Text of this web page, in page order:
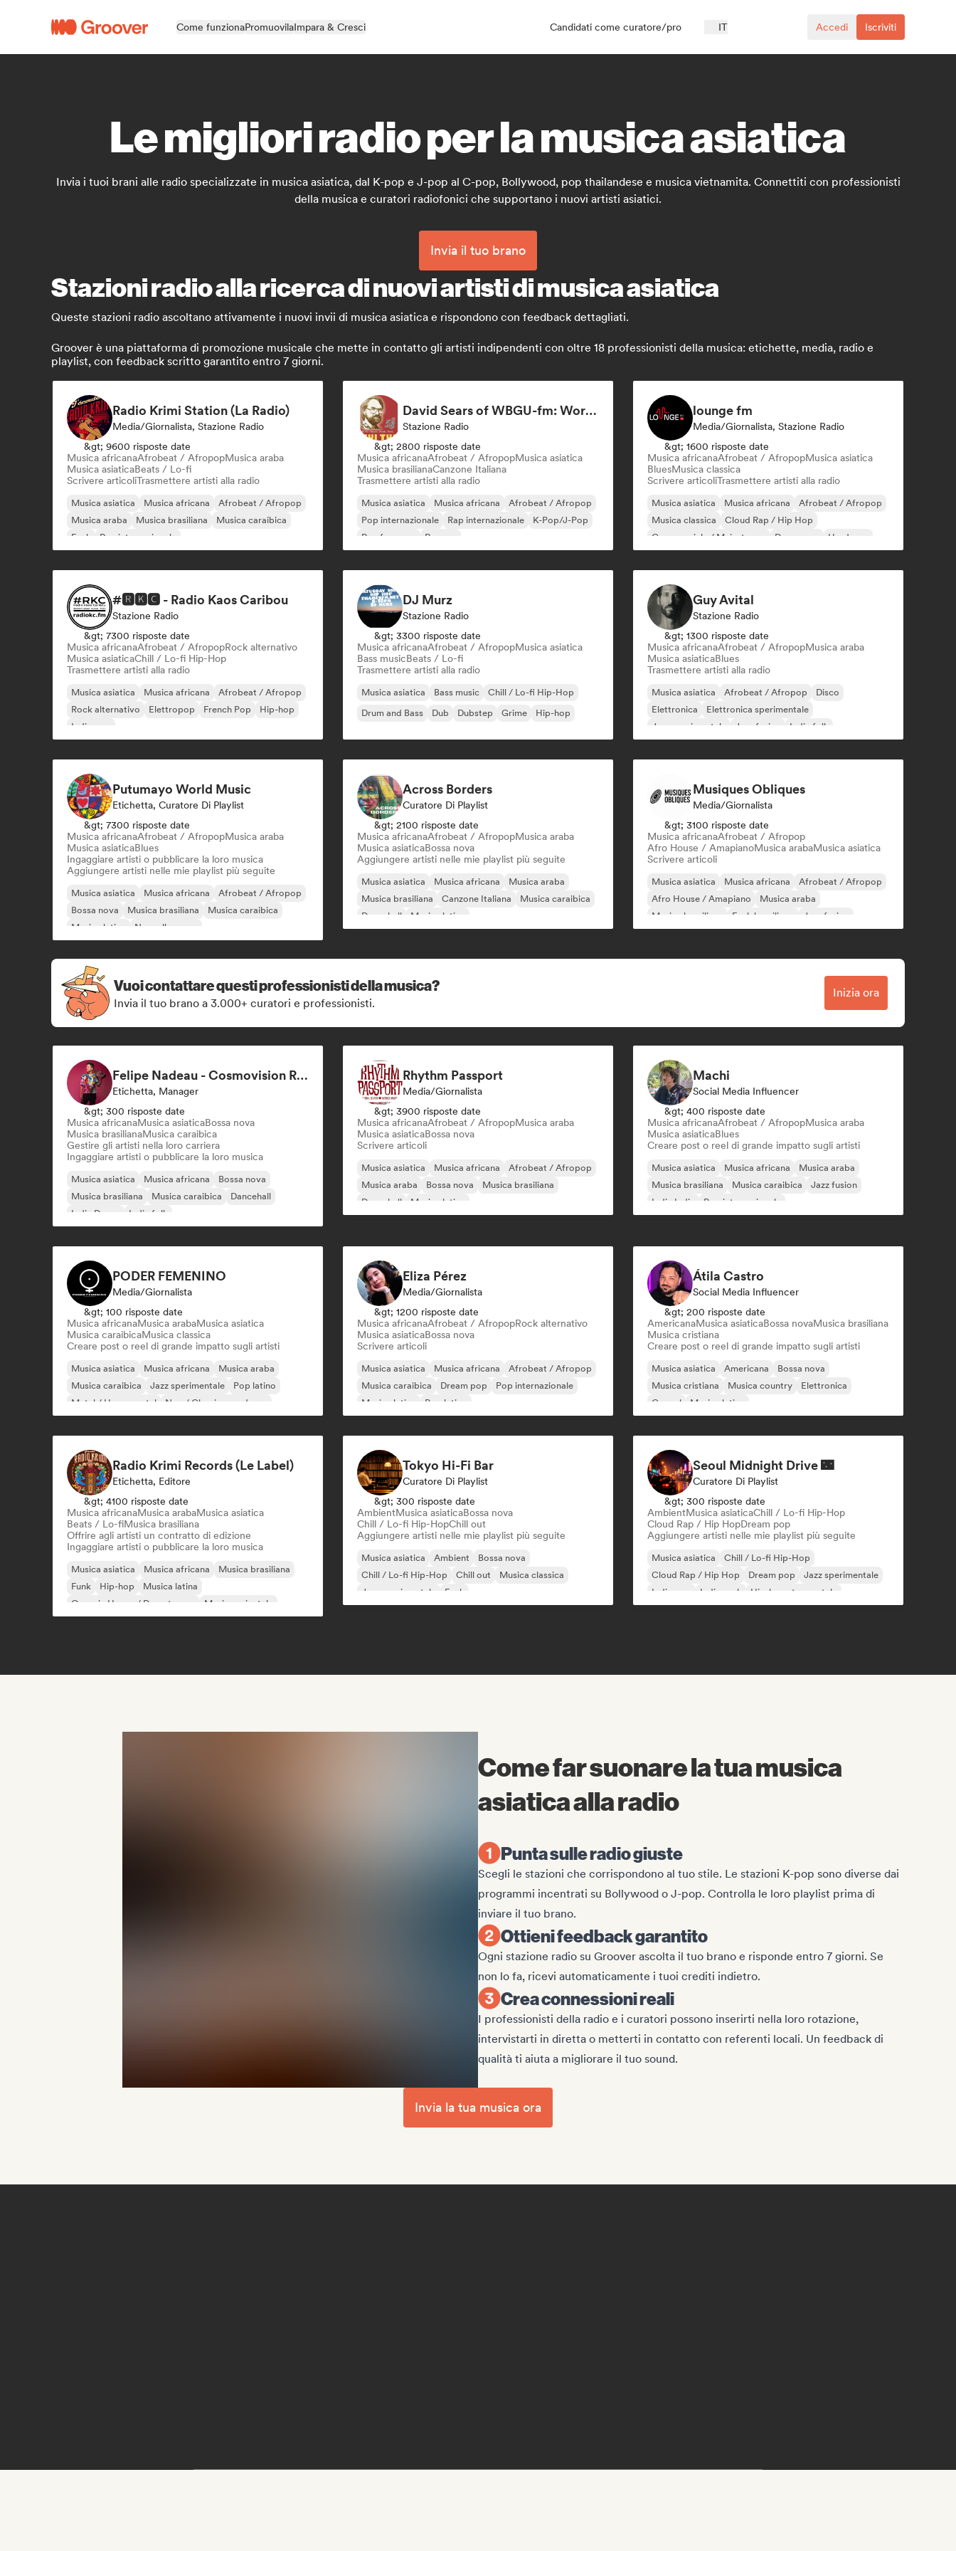
Come funzionaPromuovilaImpara & Cresci Candidati come curatore/pro IT Accedi Iscriviti
Le migliori radio per la musica asiatica
Invia i tuoi brani alle radio specializzate in musica asiatica, dal K-pop e J-pop al C-pop, Bollywood, pop thailandese e musica vietnamita. Connettiti con professionisti
della musica e curatori radiofonici che supportano i nuovi artisti asiatici.
Invia il tuo brano
Stazioni radio alla ricerca di nuovi artisti di musica asiatica
Queste stazioni radio ascoltano attivamente i nuovi invii di musica asiatica e rispondono con feedback dettagliati.
Groover è una piattaforma di promozione musicale che mette in contatto gli artisti indipendenti con oltre 18 professionisti della musica: etichette, media, radio e
playlist, con feedback scritto garantito entro 7 giorni.
Radio Krimi Station (La Radio)
Media/Giornalista, Stazione Radio
&gt; 9600 risposte date
Musica africanaAfrobeat / AfropopMusica araba
Musica asiaticaBeats / Lo-fi
Scrivere articoliTrasmettere artisti alla radio
Musica asiatica Musica africana
Afrobeat / Afropop
Musica araba
Musica brasiliana
Musica caraibica
Funk
Rap internazionale
David Sears of WBGU-fm: World & Folk Music DJ
Stazione Radio
&gt; 2800 risposte date
Musica africanaAfrobeat / AfropopMusica asiatica
Musica brasilianaCanzone Italiana
Trasmettere artisti alla radio
Musica asiatica Musica africana
Afrobeat / Afropop
Pop internazionale
Rap internazionale
K-Pop/J-Pop
Rap francese
Reggae
lounge fm
Media/Giornalista, Stazione Radio
&gt; 1600 risposte date
Musica africanaAfrobeat / AfropopMusica asiatica
BluesMusica classica
Scrivere articoliTrasmettere artisti alla radio
Musica asiatica Musica africana
Afrobeat / Afropop
Musica classica
Cloud Rap / Hip Hop
Commerciale / Mainstream
Danza pop Hardcore
#🆁🅺🅲 - Radio Kaos Caribou
Stazione Radio
&gt; 7300 risposte date
Musica africanaAfrobeat / AfropopRock alternativo
Musica asiaticaChill / Lo-fi Hip-Hop
Trasmettere artisti alla radio
Musica asiatica Musica africana
Afrobeat / Afropop
Rock alternativo
Elettropop French Pop
Hip-hop
Indie pop
DJ Murz
Stazione Radio
&gt; 3300 risposte date
Musica africanaAfrobeat / AfropopMusica asiatica
Bass musicBeats / Lo-fi
Trasmettere artisti alla radio
Musica asiatica Bass music
Chill / Lo-fi Hip-Hop
Drum and Bass
Dub Dubstep Grime Hip-hop
Guy Avital
Stazione Radio
&gt; 1300 risposte date
Musica africanaAfrobeat / AfropopMusica araba
Musica asiaticaBlues
Trasmettere artisti alla radio
Musica asiatica Afrobeat / Afropop
Disco
Elettronica
Elettronica sperimentale
Jazz sperimentale
Jazz fusion Indie folk
Putumayo World Music
Etichetta, Curatore Di Playlist
&gt; 7300 risposte date
Musica africanaAfrobeat / AfropopMusica araba
Musica asiaticaBlues
Ingaggiare artisti o pubblicare la loro musica
Aggiungere artisti nelle mie playlist più seguite
Musica asiatica Musica africana
Afrobeat / Afropop
Bossa nova
Musica brasiliana
Musica caraibica
Musica latina
Nouvelle scene
Across Borders
Curatore Di Playlist
&gt; 2100 risposte date
Musica africanaAfrobeat / AfropopMusica araba
Musica asiaticaBossa nova
Aggiungere artisti nelle mie playlist più seguite
Musica asiatica Musica africana
Musica araba
Musica brasiliana
Canzone Italiana
Musica caraibica
Dancehall
Musica latina
Musiques Obliques
Media/Giornalista
&gt; 3100 risposte date
Musica africanaAfrobeat / Afropop
Afro House / AmapianoMusica arabaMusica asiatica
Scrivere articoli
Musica asiatica Musica africana
Afrobeat / Afropop
Afro House / Amapiano
Musica araba
Musica brasiliana
Funk brasiliano Jazz fusion
Vuoi contattare questi professionisti della musica?
Invia il tuo brano a 3.000+ curatori e professionisti.
Inizia ora
Felipe Nadeau - Cosmovision Records & Ritmos del Sur
Etichetta, Manager
&gt; 300 risposte date
Musica africanaMusica asiaticaBossa nova
Musica brasilianaMusica caraibica
Gestire gli artisti nella loro carriera
Ingaggiare artisti o pubblicare la loro musica
Musica asiatica Musica africana
Bossa nova
Musica brasiliana
Musica caraibica
Dancehall
Indie Dance
Indie folk
Rhythm Passport
Media/Giornalista
&gt; 3900 risposte date
Musica africanaAfrobeat / AfropopMusica araba
Musica asiaticaBossa nova
Scrivere articoli
Musica asiatica Musica africana
Afrobeat / Afropop
Musica araba
Bossa nova
Musica brasiliana
Dancehall
Musica latina
Machi
Social Media Influencer
&gt; 400 risposte date
Musica africanaAfrobeat / AfropopMusica araba
Musica asiaticaBlues
Creare post o reel di grande impatto sugli artisti
Musica asiatica Musica africana
Musica araba
Musica brasiliana
Musica caraibica
Jazz fusion
Indie India
Pop internazionale
PODER FEMENINO
Media/Giornalista
&gt; 100 risposte date
Musica africanaMusica arabaMusica asiatica
Musica caraibicaMusica classica
Creare post o reel di grande impatto sugli artisti
Musica asiatica Musica africana
Musica araba
Musica caraibica
Jazz sperimentale
Pop latino
Metal / Heavy metal
Neo / Classico moderno
Eliza Pérez
Media/Giornalista
&gt; 1200 risposte date
Musica africanaAfrobeat / AfropopRock alternativo
Musica asiaticaBossa nova
Scrivere articoli
Musica asiatica Musica africana
Afrobeat / Afropop
Musica caraibica
Dream pop
Pop internazionale
Musica latina
Pop latino
Átila Castro
Social Media Influencer
&gt; 200 risposte date
AmericanaMusica asiaticaBossa novaMusica brasiliana
Musica cristiana
Creare post o reel di grande impatto sugli artisti
Musica asiatica Americana
Bossa nova
Musica cristiana
Musica country
Elettronica
Gospel
Musica latina
Radio Krimi Records (Le Label)
Etichetta, Editore
&gt; 4100 risposte date
Musica africanaMusica arabaMusica asiatica
Beats / Lo-fiMusica brasiliana
Offrire agli artisti un contratto di edizione
Ingaggiare artisti o pubblicare la loro musica
Musica asiatica Musica africana
Musica brasiliana
Funk
Hip-hop
Musica latina
Organic House / Downtempo
Musica orientale
Tokyo Hi-Fi Bar
Curatore Di Playlist
&gt; 300 risposte date
AmbientMusica asiaticaBossa nova
Chill / Lo-fi Hip-HopChill out
Aggiungere artisti nelle mie playlist più seguite
Musica asiatica Ambient
Bossa nova
Chill / Lo-fi Hip-Hop
Chill out
Musica classica
Jazz sperimentale
Funk
Seoul Midnight Drive 🌃
Curatore Di Playlist
&gt; 300 risposte date
AmbientMusica asiaticaChill / Lo-fi Hip-Hop
Cloud Rap / Hip HopDream pop
Aggiungere artisti nelle mie playlist più seguite
Musica asiatica
Chill / Lo-fi Hip-Hop
Cloud Rap / Hip Hop
Dream pop
Jazz sperimentale
Indie pop
Indie rock Hip-hop strumentale
Come far suonare la tua musica
asiatica alla radio
Punta sulle radio giuste
Scegli le stazioni che corrispondono al tuo stile. Le stazioni K-pop sono diverse dai
programmi incentrati su Bollywood o J-pop. Controlla le loro playlist prima di
inviare il tuo brano.
Ottieni feedback garantito
Ogni stazione radio su Groover ascolta il tuo brano e risponde entro 7 giorni. Se
non lo fa, ricevi automaticamente i tuoi crediti indietro.
Crea connessioni reali
I professionisti della radio e i curatori possono inserirti nella loro rotazione,
intervistarti in diretta o metterti in contatto con referenti locali. Un feedback di
qualità ti aiuta a migliorare il tuo sound.
Invia la tua musica ora